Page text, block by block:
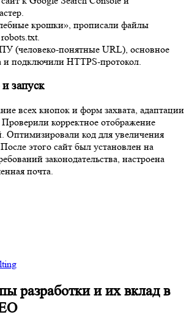
(человеко-понятные URL), основное
и подключили HTTPS-протокол.
запуск
всех кнопок и форм захвата, адаптации
корректное отображение
Оптимизировали код для увеличения
этого сайт был установлен на хостинг
законодательства, настроена корпоративная
разработки и их вклад в
на конечный результат. Ниже — как